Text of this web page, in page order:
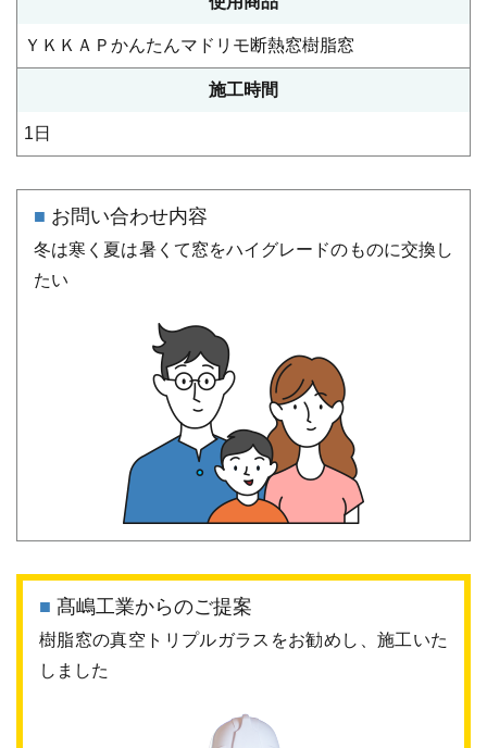
ＹＫＫＡＰかんたんマドリモ断熱窓樹脂窓
施⼯時間
1日
■ お問い合わせ内容
冬は寒く夏は暑くて窓をハイグレードのものに交換し
たい
■ 髙嶋工業からのご提案
樹脂窓の真空トリプルガラスをお勧めし、施工いた
しました